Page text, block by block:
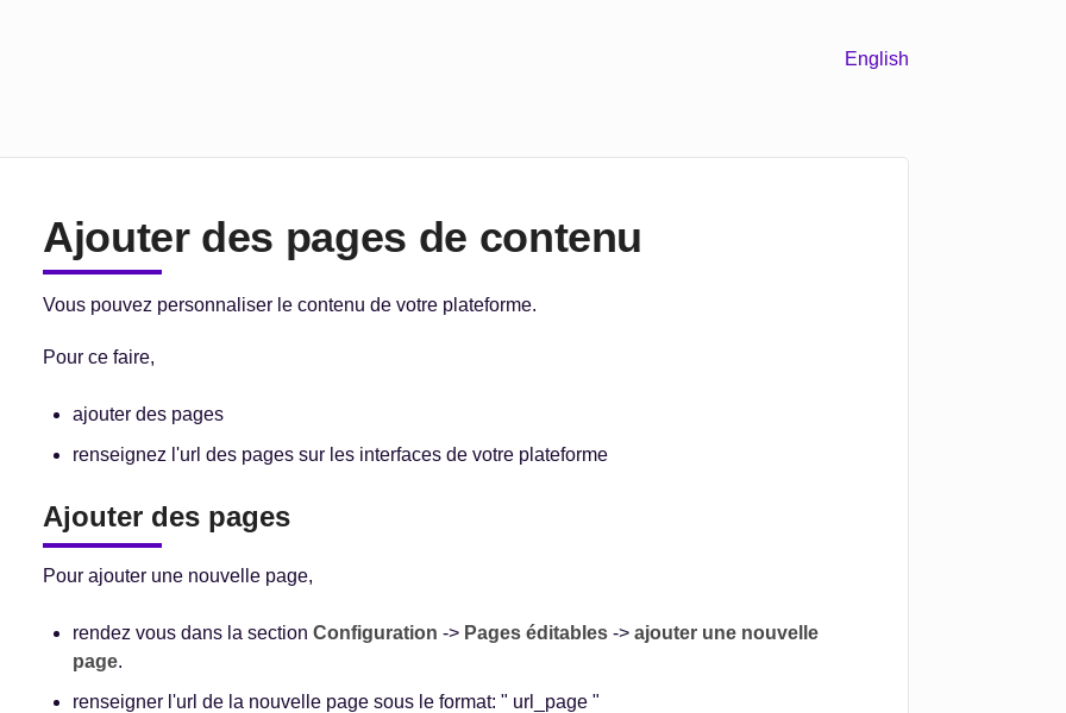
English
Ajouter des pages de contenu
Vous pouvez personnaliser le contenu de votre plateforme.
Pour ce faire,
ajouter des pages
renseignez l'url des pages sur les interfaces de votre plateforme
Ajouter des pages
Pour ajouter une nouvelle page,
rendez vous dans la section Configuration -> Pages éditables-> ajouter une nouvelle
page.
renseigner l'url de la nouvelle page sous le format: " url_page "